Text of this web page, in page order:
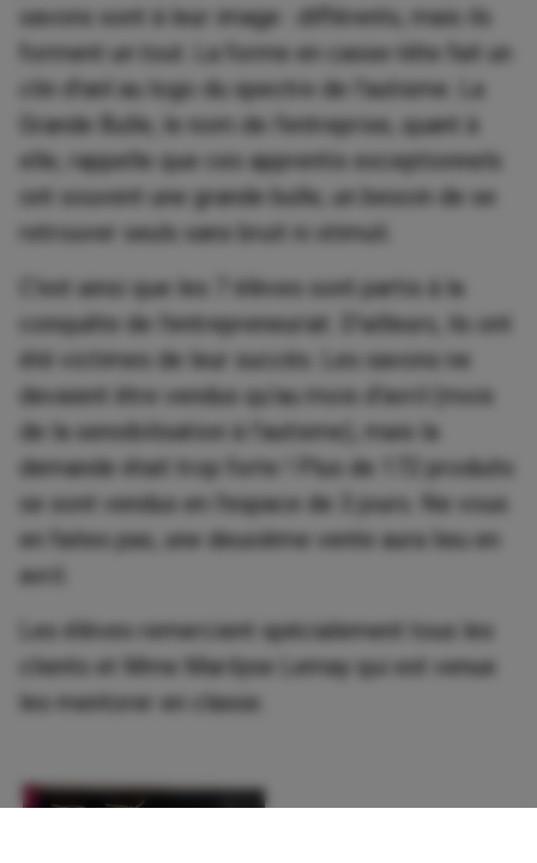
savons sont à leur image : différents, mais ils
forment un tout. La forme en casse-tête fait un
clin d'œil au logo du spectre de l'autisme. La
Grande Bulle, le nom de l'entreprise, quant à
elle, rappelle que ces apprentis exceptionnels
ont souvent une grande bulle, un besoin de se
retrouver seuls sans bruit ni stimuli.
C'est ainsi que les 7 élèves sont partis à la
conquête de l'entrepreneuriat. D'ailleurs, ils ont
été victimes de leur succès. Les savons ne
devaient être vendus qu'au mois d'avril (mois
de la sensibilisation à l'autisme), mais la
demande était trop forte ! Plus de 172 produits
se sont vendus en l'espace de 3 jours. Ne vous
en faites pas, une deuxième vente aura lieu en
avril.
Les élèves remercient spécialement tous les
clients et Mme Marilyse Lemay qui est venue
les mentorer en classe.